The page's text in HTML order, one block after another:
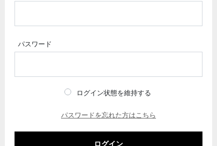
パスワード
ログイン状態を維持する
パスワードを忘れた方はこちら
ログイン